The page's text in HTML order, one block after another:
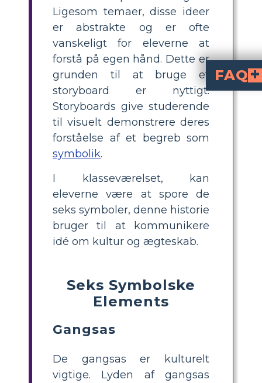
Ligesom temaer, disse ideer
er abstrakte og er ofte
vanskeligt for eleverne at
forstå på egen hånd. Dette er
grunden til at bruge et
storyboard er nyttigt.
Storyboards give studerende
til visuelt demonstrere deres
forståelse af et begreb som
symbolik.
I klasseværelset, kan
eleverne være at spore de
seks symboler, denne historie
bruger til at kommunikere
idé om kultur og ægteskab.
Seks Symbolske
Elements
Gangsas
De gangsas er kulturelt
vigtige. Lyden af ​​gangsas
FAQ